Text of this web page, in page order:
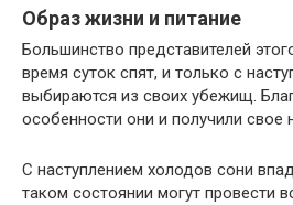
Образ жизни и питание
Большинство представителей
время суток спят, и только с
выбираются из своих убежищ.
особенности они и получили свое
С наступлением холодов сони
таком состоянии могут провести